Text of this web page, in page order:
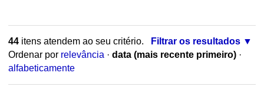
44itens atendem ao seu critério.
Filtrar os resultados
Ordenar por relevância · data (mais recente primeiro) ·
alfabeticamente